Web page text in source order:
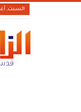
السبت,